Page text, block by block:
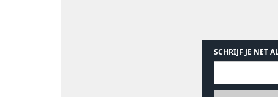
SCHRIJF JE NET